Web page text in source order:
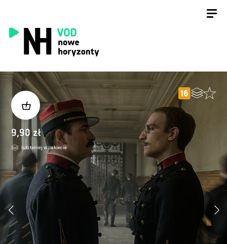
9,90 zł
lub taniej w pakiecie